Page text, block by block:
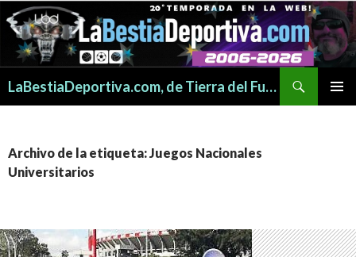
LaBestiaDeportiva.com, de Tierra del Fuego para todo el mundo
Archivo de la etiqueta: Juegos Nacionales
Universitarios